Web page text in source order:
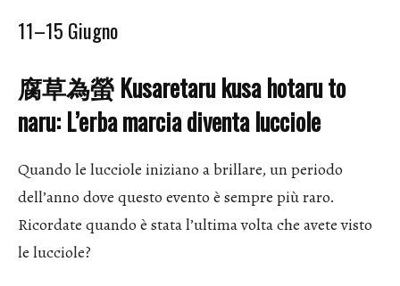
11–15 Giugno
腐草為螢 Kusaretaru kusa hotaru to
naru: L’erba marcia diventa lucciole
Quando le lucciole iniziano a brillare, un periodo
dell’anno dove questo evento è sempre più raro.
Ricordate quando è stata l’ultima volta che avete visto
le lucciole?